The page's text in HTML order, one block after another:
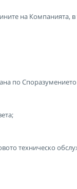
на Компанията, в
по
техническо